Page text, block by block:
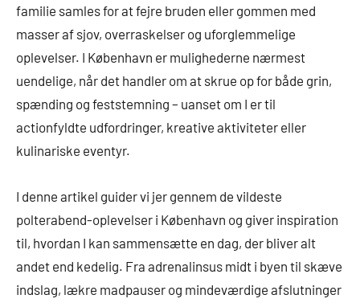
familie samles for at fejre bruden eller gommen med
masser af sjov, overraskelser og uforglemmelige
oplevelser. I København er mulighederne nærmest
uendelige, når det handler om at skrue op for både grin,
spænding og feststemning – uanset om I er til
actionfyldte udfordringer, kreative aktiviteter eller
kulinariske eventyr.
I denne artikel guider vi jer gennem de vildeste
polterabend-oplevelser i København og giver inspiration
til, hvordan I kan sammensætte en dag, der bliver alt
andet end kedelig. Fra adrenalinsus midt i byen til skæve
indslag, lækre madpauser og mindeværdige afslutninger